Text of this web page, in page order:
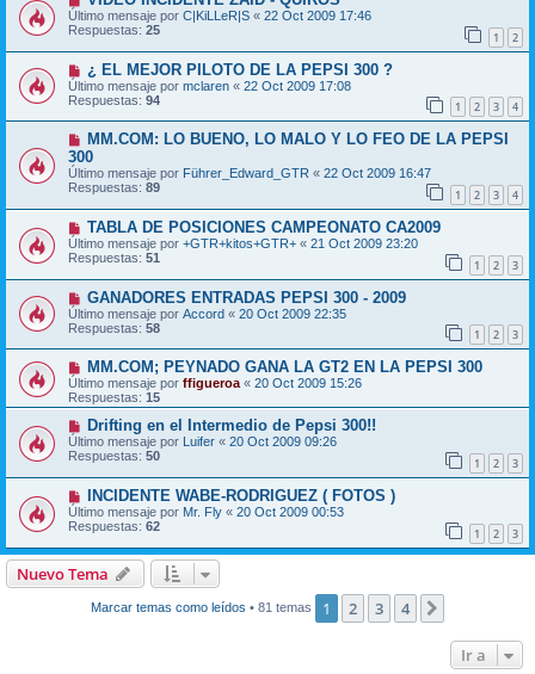
Último mensaje por C|KiLLeR|S « 22 Oct 2009 17:46
Respuestas: 25 1 2
¿ EL MEJOR PILOTO DE LA PEPSI 300 ?
Último mensaje por mclaren « 22 Oct 2009 17:08
Respuestas: 94 1 2 3 4
MM.COM: LO BUENO, LO MALO Y LO FEO DE LA PEPSI
300
Último mensaje por Führer_Edward_GTR « 22 Oct 2009 16:47
Respuestas: 89 1 2 3 4
TABLA DE POSICIONES CAMPEONATO CA2009
Último mensaje por +GTR+kitos+GTR+ « 21 Oct 2009 23:20
Respuestas: 51 1 2 3
GANADORES ENTRADAS PEPSI 300 - 2009
Último mensaje por Accord « 20 Oct 2009 22:35
Respuestas: 58 1 2 3
MM.COM; PEYNADO GANA LA GT2 EN LA PEPSI 300
Último mensaje por ffigueroa « 20 Oct 2009 15:26
Respuestas: 15
Drifting en el Intermedio de Pepsi 300!!
Último mensaje por Luifer « 20 Oct 2009 09:26
Respuestas: 50 1 2 3
INCIDENTE WABE-RODRIGUEZ ( FOTOS )
Último mensaje por Mr. Fly « 20 Oct 2009 00:53
Respuestas: 62 1 2 3
Nuevo Tema
Marcar temas como leídos • 81 temas 1 2 3 4
Ir a